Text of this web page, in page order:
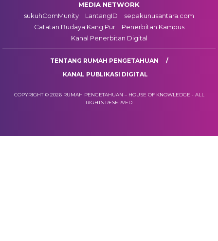
MEDIA NETWORK
sukuhComMunity
LantangID
sepakunusantara.com
Catatan Budaya Kang Pur
Penerbitan Kampus
Kanal Penerbitan Digital
TENTANG RUMAH PENGETAHUAN
KANAL PUBLIKASI DIGITAL
COPYRIGHT © 2026 RUMAH PENGETAHUAN – HOUSE OF KNOWLEDGE - ALL
RIGHTS RESERVED